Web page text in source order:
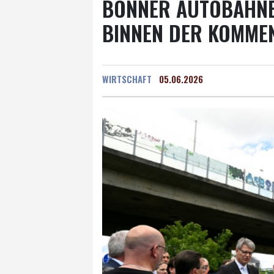
BONNER
BINNEN DER
WIRTSCHAFT 05.06.2026